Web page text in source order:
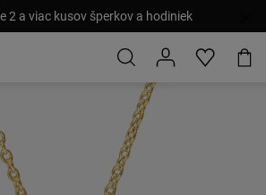
2 a viac kusov šperkov a hodiniek